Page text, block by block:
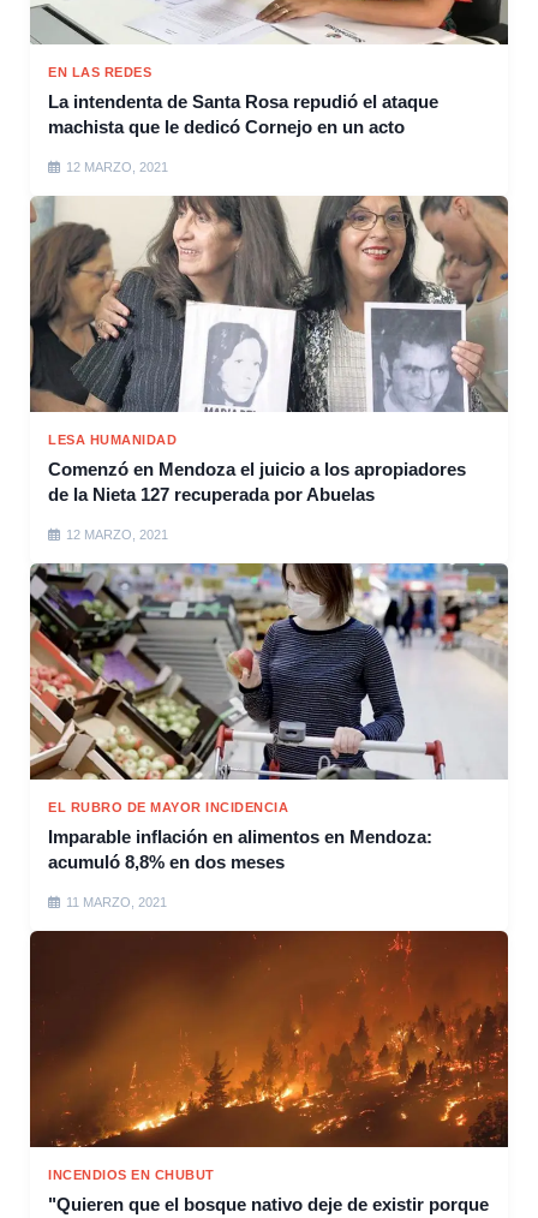
EN LAS REDES
La intendenta de Santa Rosa repudió el ataque
machista que le dedicó Cornejo en un acto
12 MARZO, 2021
LESA HUMANIDAD
Comenzó en Mendoza el juicio a los apropiadores
de la Nieta 127 recuperada por Abuelas
12 MARZO, 2021
EL RUBRO DE MAYOR INCIDENCIA
Imparable inflación en alimentos en Mendoza:
acumuló 8,8% en dos meses
11 MARZO, 2021
INCENDIOS EN CHUBUT
"Quieren que el bosque nativo deje de existir porque